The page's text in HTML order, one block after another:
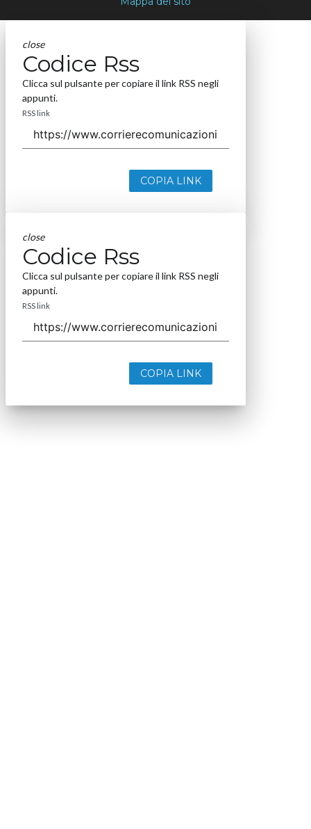
close
Codice Rss
Clicca sul pulsante per copiare il link RSS negli
appunti.
RSS link
COPIA LINK
close
Codice Rss
Clicca sul pulsante per copiare il link RSS negli
appunti.
RSS link
COPIA LINK